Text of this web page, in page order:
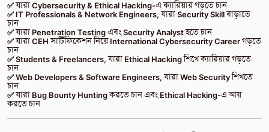
✅ যারা Cybersecurity & Ethical Hacking-এ ক্যারিয়ার গড়তে চান
✅ IT Professionals & Network Engineers, যারা Security Skill বাড়াতে
চান
✅ যারা Penetration Testing এবং Security Analyst হতে চান
✅ যারা CEH সার্টিফিকেশন নিয়ে International Cybersecurity Career গড়তে
চান
✅ Students & Freelancers, যারা Ethical Hacking শিখে ক্যারিয়ার গড়তে
চান
✅ Web Developers & Software Engineers, যারা Web Security শিখতে
চান
✅ যারা Bug Bounty Hunting করতে চান এবং Ethical Hacking-এ আয়
করতে চান